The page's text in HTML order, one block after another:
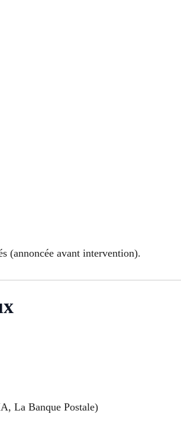
(annoncée avant intervention).
La Banque Postale)